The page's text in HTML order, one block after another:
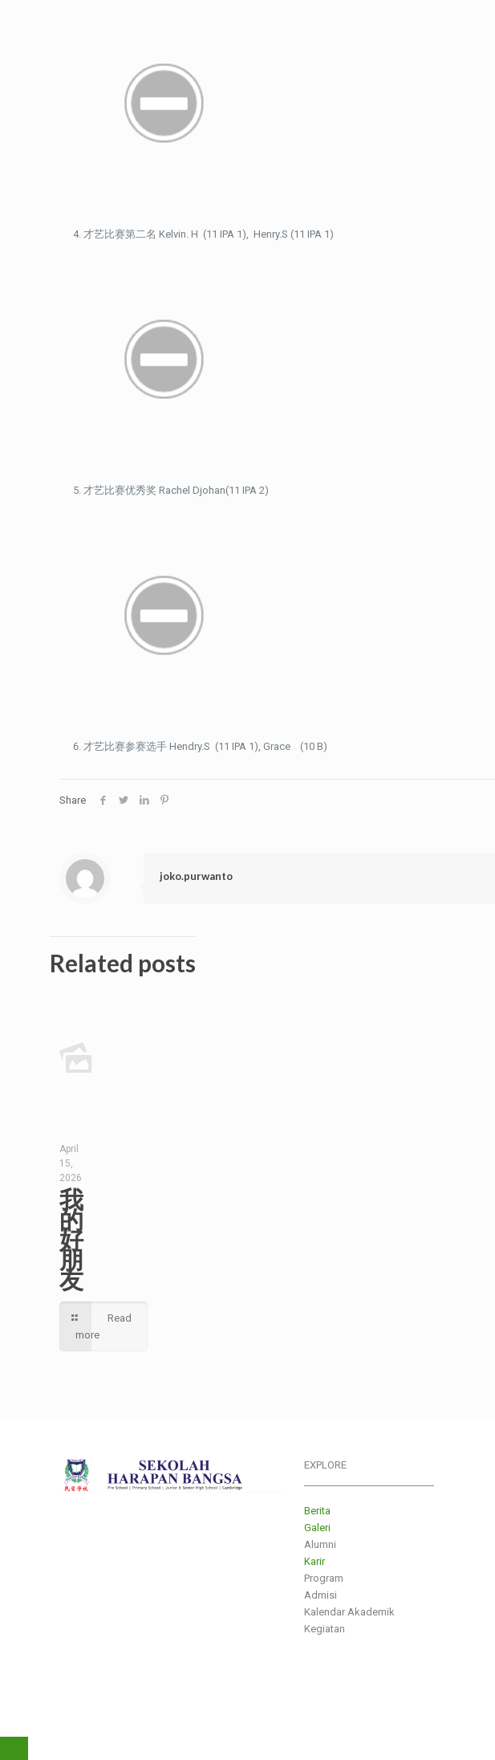
才艺比赛第二名 Kelvin. H (11 IPA 1), Henry.S (11 IPA 1)
才艺比赛优秀奖 Rachel Djohan(11 IPA 2)
才艺比赛参赛选手 Hendry.S (11 IPA 1), Grace (10 B)
Share
joko.purwanto
Related posts
April
15,
2026
我
的
好
朋
友
Read
more
EXPLORE
Berita
Galeri
Alumni
Karir
Program
Admisi
Kalendar Akademik
Kegiatan